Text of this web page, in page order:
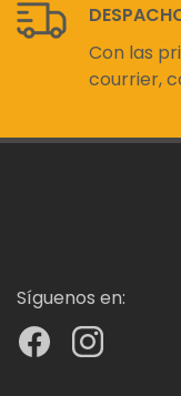
Con las
courrier,
Síguenos en: